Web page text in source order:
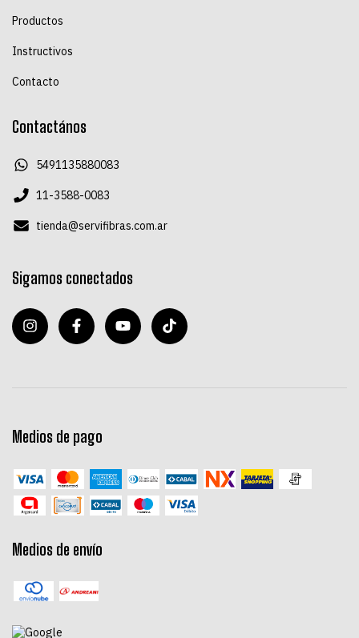
Productos
Instructivos
Contacto
Contactános
5491135880083
11-3588-0083
tienda@servifibras.com.ar
Sigamos conectados
Medios de pago
Medios de envío